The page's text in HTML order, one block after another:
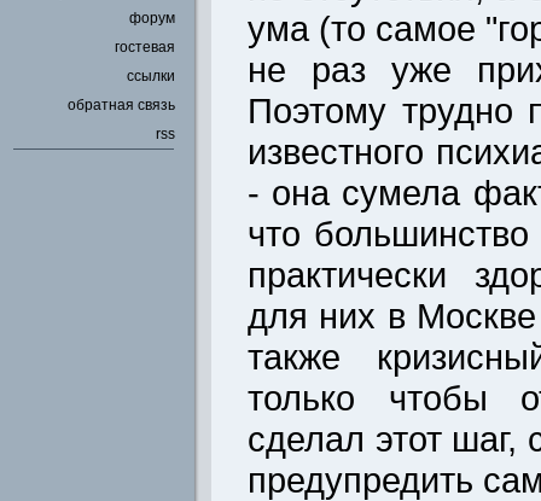
форум
гостевая
ссылки
обратная связь
rss
ума (то самое
не раз уже
Поэтому трудно
известного
- она сумела
что
практически
для них в
также
только чтобы
сделал этот шаг,
предупредить